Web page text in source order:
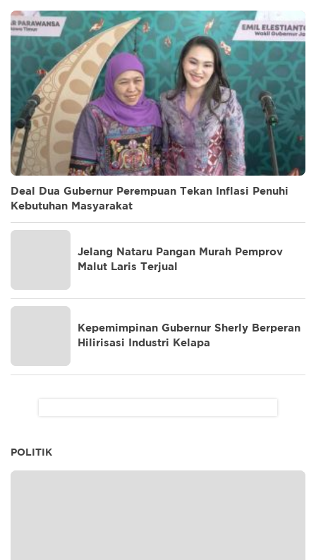
Deal Dua Gubernur Perempuan Tekan Inflasi Penuhi
Kebutuhan Masyarakat
Jelang Nataru Pangan Murah Pemprov
Malut Laris Terjual
Kepemimpinan Gubernur Sherly Berperan
Hilirisasi Industri Kelapa
POLITIK